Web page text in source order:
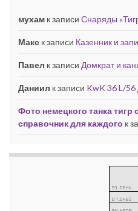
мухам к записи Снаряды
Макс к записи Казенник и
Павел к записи Домкрат и
Даниил к записи KwK 36 L/56
Фото немецкого танка
справочник для каждого к